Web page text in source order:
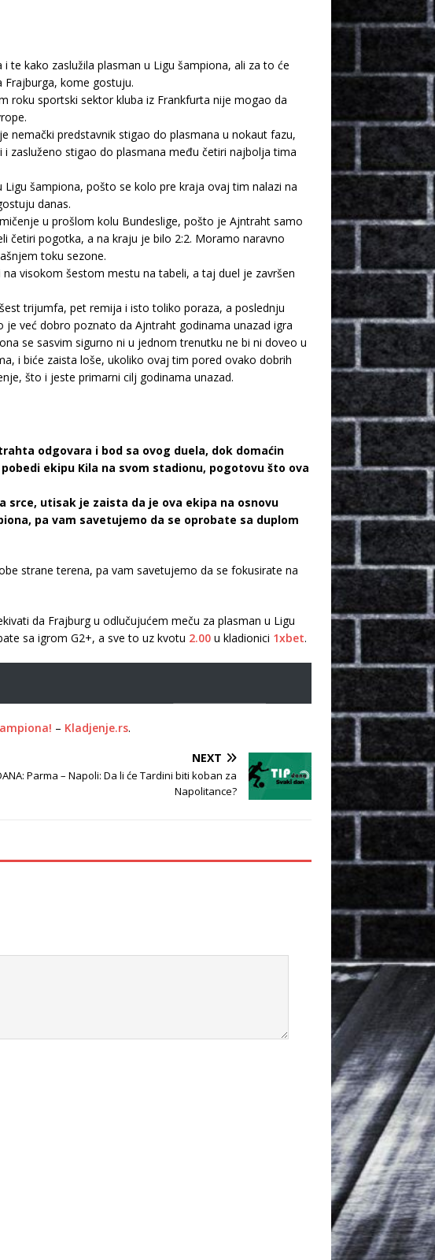
kako zaslužila plasman u Ligu šampiona, ali za to će
kome gostuju.
roku sportski sektor kluba iz Frankfurta nije mogao da
nemački predstavnik stigao do plasmana u nokaut fazu,
zasluženo stigao do plasmana među četiri najbolja tima
šampiona, pošto se kolo pre kraja ovaj tim nalazi na
danas.
u prošlom kolu Bundeslige, pošto je Ajntraht samo
četiri pogotka, a na kraju je bilo 2:2. Moramo naravno
toku sezone.
visokom šestom mestu na tabeli, a taj duel je završen
trijumfa, pet remija i isto toliko poraza, a poslednju
već dobro poznato da Ajntraht godinama unazad igra
se sasvim sigurno ni u jednom trenutku ne bi ni doveo u
i biće zaista loše, ukoliko ovaj tim pored ovako dobrih
što i jeste primarni cilj godinama unazad.
odgovara i bod sa ovog duela, dok domaćin
ekipu Kila na svom stadionu, pogotovu što ova
srce, utisak je zaista da je ova ekipa na osnovu
pa vam savetujemo da se oprobate sa duplom
strane terena, pa vam savetujemo da se fokusirate na
da Frajburg u odlučujućem meču za plasman u Ligu
sa igrom G2+, a sve to uz kvotu 2.00 u kladionici 1xbet.
– Kladjenje.rs.
NEXT
Parma – Napoli: Da li će Tardini biti koban za
Napolitance?